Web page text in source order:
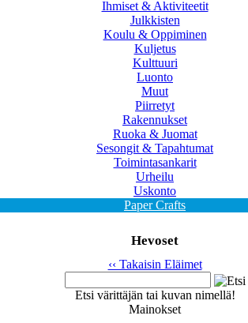
Ihmiset & Aktiviteetit
Julkkisten
Koulu & Oppiminen
Kuljetus
Kulttuuri
Luonto
Muut
Piirretyt
Rakennukset
Ruoka & Juomat
Sesongit & Tapahtumat
Toimintasankarit
Urheilu
Uskonto
Paper Crafts
Hevoset
‹‹ Takaisin Eläimet
Etsi värittäjän tai kuvan nimellä!
Mainokset